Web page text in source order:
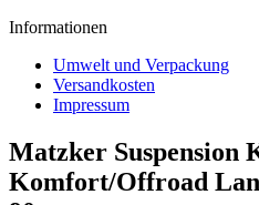
Informationen
Umwelt und Verpackung
Versandkosten
Impressum
Matzker Suspension
Komfort/Offroad